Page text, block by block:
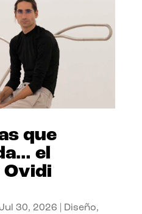
que
el
Jul 30, 2026 Diseño,